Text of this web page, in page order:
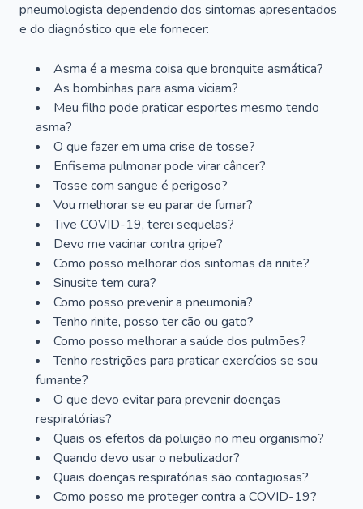
pneumologista dependendo dos sintomas apresentados
e do diagnóstico que ele fornecer:
Asma é a mesma coisa que bronquite asmática?
As bombinhas para asma viciam?
Meu filho pode praticar esportes mesmo tendo
asma?
O que fazer em uma crise de tosse?
Enfisema pulmonar pode virar câncer?
Tosse com sangue é perigoso?
Vou melhorar se eu parar de fumar?
Tive COVID-19, terei sequelas?
Devo me vacinar contra gripe?
Como posso melhorar dos sintomas da rinite?
Sinusite tem cura?
Como posso prevenir a pneumonia?
Tenho rinite, posso ter cão ou gato?
Como posso melhorar a saúde dos pulmões?
Tenho restrições para praticar exercícios se sou
fumante?
O que devo evitar para prevenir doenças
respiratórias?
Quais os efeitos da poluição no meu organismo?
Quando devo usar o nebulizador?
Quais doenças respiratórias são contagiosas?
Como posso me proteger contra a COVID-19?